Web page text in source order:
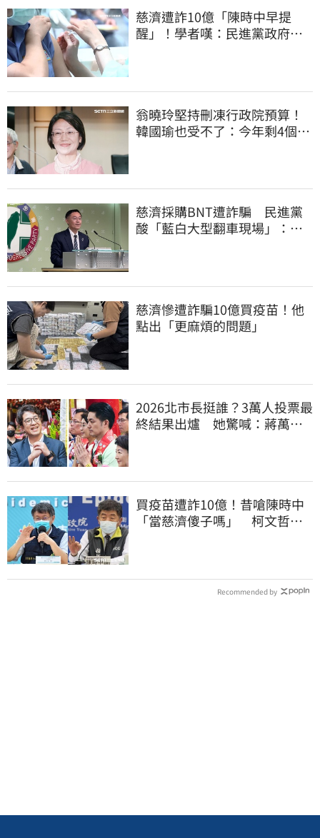
慈濟遭詐10億「陳時中早提
醒」！學者嘆：民進黨政府做
翁曉玲堅持刪凍行政院預算！
韓國瑜也受不了：今年剩4個月
慈濟採購BNT遭詐騙 民進黨
酸「藍白大型翻車現場」：應
慈濟慘遭詐騙10億買疫苗！他
點出「更麻煩的問題」
2026北市長挺誰？3萬人投票最
終結果出爐 她驚喊：蔣萬安
買疫苗遭詐10億！昔嗆陳時中
「當慈濟傻子嗎」 柯文哲遭
Recommended by